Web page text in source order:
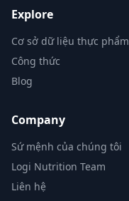
Explore
Cơ sở dữ liệu thực phẩm
Công thức
Blog
Company
Sứ mệnh của chúng tôi
Logi Nutrition Team
Liên hệ